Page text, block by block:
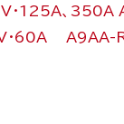
125A、350A
60A A9AA-